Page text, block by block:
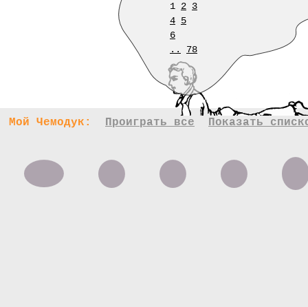
1 2 3
4 5
6
..
78
Мой Чемодук: Проиграть все Показать